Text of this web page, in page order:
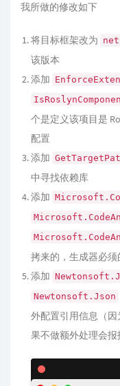
我所做的修改如下
将目标框架改为
该版本
添加
个是定义该项目是
配置
添加
中寻找依赖库
添加
拷来的，生成器必须
添加
Newtonsoft.Json
外配置引用信息（
果不做额外处理会